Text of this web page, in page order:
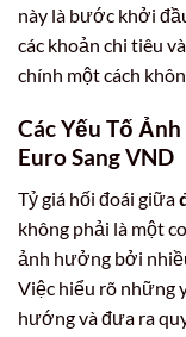
này là bước khởi
các khoản chi tiêu
chính một cách
Các Yếu Tố
Euro Sang VND
Tỷ giá hối đoái giữa
không phải là một
ảnh hưởng bởi
Việc hiểu rõ những
hướng và đưa ra